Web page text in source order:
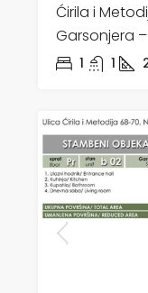
Ćirila i
Garsonjera
1 1